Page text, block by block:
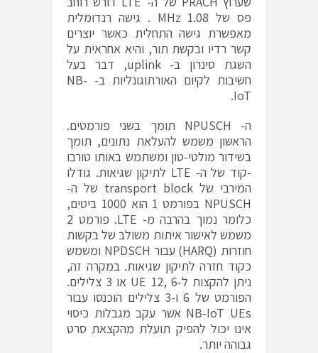
פס של 1.08 MHz . גישה רנדומלית
מאפשרת גישה התחלית כאשר יוצרים
קשר רדיו ובקשת תור, והיא אחראית על
השגת סינרון ב- uplink, דבר בעל
חשיבות לקיום האורתוגונליות ב- NB-
IoT.
ה- NPUSCH תומך בשני פורמטים.
הראשון משמש להעלאת נתונים, תומך
בשידור מולטי-טון ומשתמש באותו טורבו
-קוד של ה- LTE לתיקון שגיאות. גודלו
המירבי של transport block של ה-
NPUSCH בפורמט 1 הוא 1000 ביטים,
כלומר נמוך בהרבה מ- LTE. פורמט 2
משמש לאישור איתות משולב של בקשות
חוזרות (HARQ) עבור NPDSCH ומשמש
כקוד חזרה לתיקון שגיאות. במקרה זה,
ניתן להקצות ל-UE 12, 6 או 3 צלילים.
הפורמט של 6 ו-3 צלילים הוכנסו עבור
NB-IoT UEs אשר עקב מגבלות כיסוי
אינו יכול להפיק תועלת מהקצאת סרט
גבוהה יותר.